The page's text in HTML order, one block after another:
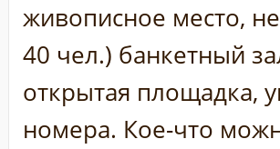
живописное место,
40 чел.) банкетный
открытая площадка,
номера. Кое-что